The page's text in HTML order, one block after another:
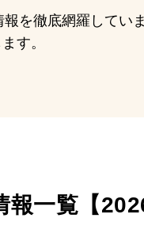
を徹底網羅していま
す。
報一覧【